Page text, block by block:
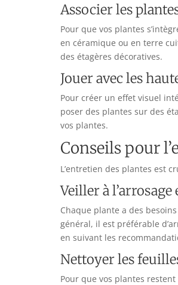
Associer les
Pour que vos plantes
en céramique ou en terre
des étagères décoratives.
Jouer avec les
Pour créer un effet visuel
poser des plantes sur des
vos plantes.
Conseils pour
L’entretien des plantes est
Veiller à
Chaque plante a des
général, il est préférable
en suivant les
Nettoyer les
Pour que vos plantes